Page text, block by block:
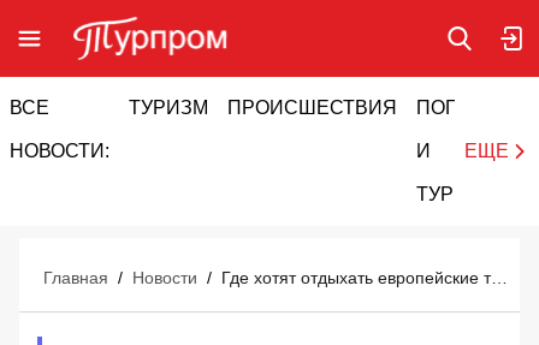
ВСЕ
НОВОСТИ:
ТУРИЗМ ПРОИСШЕСТВИЯ ПОГОДА
И
ТУРИЗМ
ЕЩЕ
Главная / Новости / Где хотят отдыхать европейские туристы этим летом? Турция заняла только 10 место